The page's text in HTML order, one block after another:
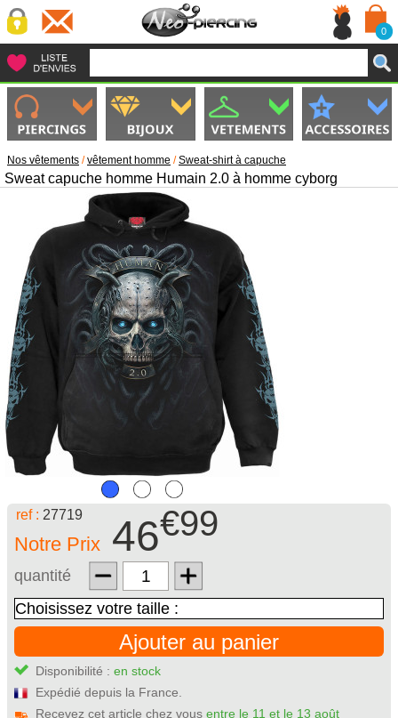
0
Nos vêtements /vêtement homme /Sweat-shirt à capuche
Sweat capuche homme Humain 2.0 à homme cyborg
ref : 27719
Notre Prix 46€99
quantité
Ajouter au panier
Disponibilité : en stock
Expédié depuis la France.
Recevez cet article chez vous entre le 11 et le 13 août